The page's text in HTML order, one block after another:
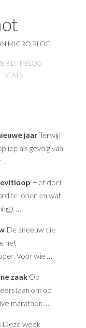
MICRO.BLOG
DIT BLOG
STATS
jaarTerwijl
als gevolg van
…
Het doel
te lopen en wat
…
De sneeuw die
het
Voor wie …
zaakOp
om op
marathon …
Deze week